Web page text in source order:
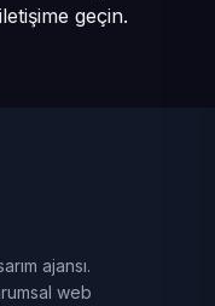
geçin.
ajansı.
web